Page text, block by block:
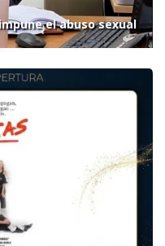
el abuso sexual